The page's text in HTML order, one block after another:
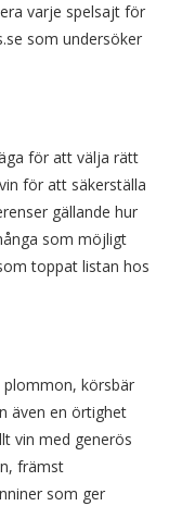
varje spelsajt för
som undersöker
för att välja rätt
för att säkerställa
gällande hur
som möjligt
toppat listan hos
plommon, körsbär
även en örtighet
vin med generös
främst
som ger